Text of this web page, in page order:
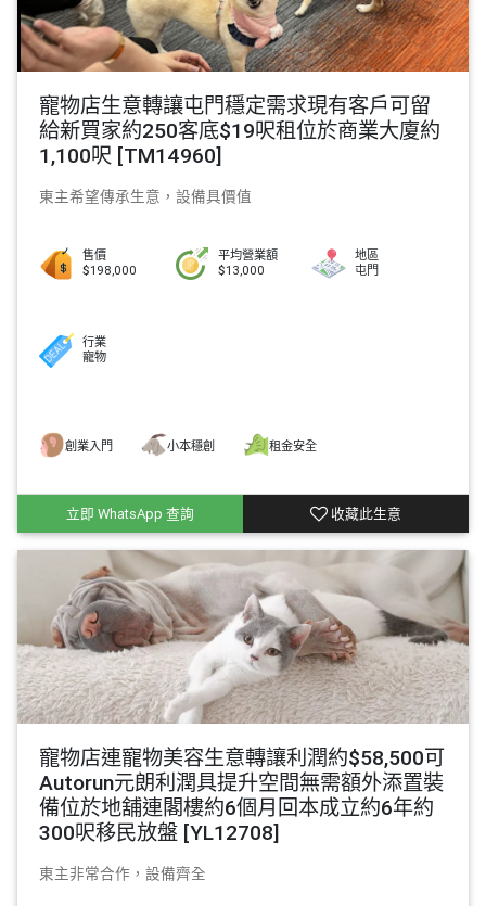
寵物店生意轉讓屯門穩定需求現有客戶可留
給新買家約250客底$19呎租位於商業大廈約
1,100呎 [TM14960]
東主希望傳承生意，設備具價值
售價
$198,000
平均營業額
$13,000
地區
屯門
行業
寵物
創業入門 小本穩創 租金安全
立即 WhatsApp 查詢 收藏此生意
寵物店連寵物美容生意轉讓利潤約$58,500可
Autorun元朗利潤具提升空間無需額外添置裝
備位於地舖連閣樓約6個月回本成立約6年約
300呎移民放盤 [YL12708]
東主非常合作，設備齊全